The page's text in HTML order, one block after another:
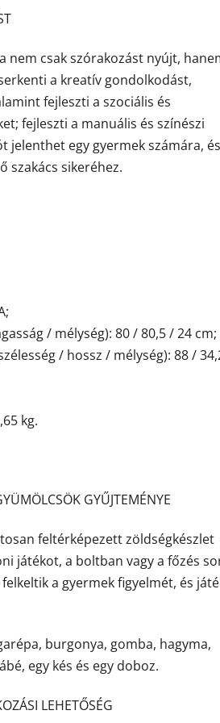
nem csak szórakozást nyújt,
a kreatív gondolkodást,
fejleszti a szociális és
fejleszti a manuális és színészi
jelenthet egy gyermek számára, és
szakács sikeréhez.
/ mélység): 80 / 80,5 / 24 cm;
/ hossz / mélység): 88 /
kg.
GYŰJTEMÉNYE
feltérképezett zöldségkészlet
játékot, a boltban vagy a főzés
a gyermek figyelmét, és
burgonya, gomba, hagyma,
egy kés és egy doboz.
LEHETŐSÉG